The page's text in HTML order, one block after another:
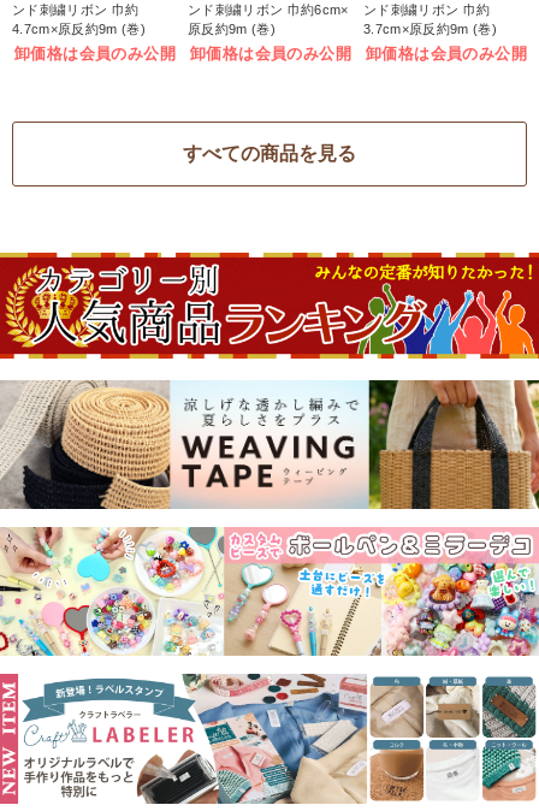
ンド刺繍リボン 巾約
4.7cm×原反約9m (巻)
卸価格は会員のみ公開
ンド刺繍リボン 巾約6cm×
原反約9m (巻)
卸価格は会員のみ公開
ンド刺繍リボン 巾約
3.7cm×原反約9m (巻)
卸価格は会員のみ公開
すべての商品を見る